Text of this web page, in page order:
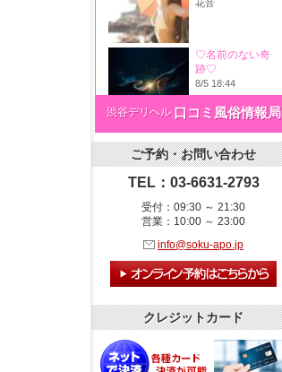
渋谷デリヘル 口コミ風俗情報局
ご予約・お問い合わせ
TEL：03-6631-2793
受付：09:30 ～ 21:30
営業：10:00 ～ 23:00
info@soku-apo.jp
クレジットカード